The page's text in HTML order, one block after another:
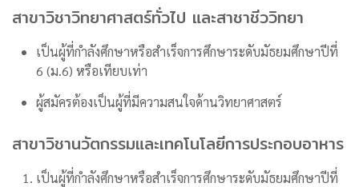
สาขาวิชาวิทยาศาสตร์ทั่วไป และสาชาชีววิทยา
เป็นผู้ที่กำลังศึกษาหรือสำเร็จการศึกษาระดับมัธยมศึกษาปีที่
6 (ม.6) หรือเทียบเท่า
ผู้สมัครต้องเป็นผู้ที่มีความสนใจด้านวิทยาศาสตร์
สาขาวิชานวัตกรรมและเทคโนโลยีการประกอบอาหาร
เป็นผู้ที่กำลังศึกษาหรือสำเร็จการศึกษาระดับมัธยมศึกษาปีที่